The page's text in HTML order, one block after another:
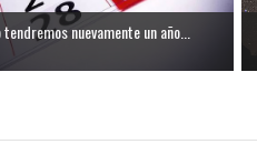
nuevamente un año...